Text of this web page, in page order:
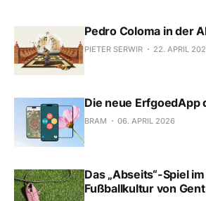
Pedro Coloma in der
PIETER SERWIR 22. APRIL
Die neue ErfgoedApp
BRAM 06. APRIL 2026
Das „Abseits“-Spiel
Fußballkultur von